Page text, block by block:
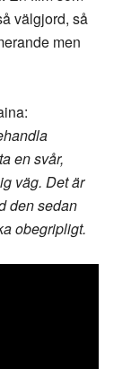
välgjord, så
men
en svår,
väg. Det är
den sedan
obegripligt.